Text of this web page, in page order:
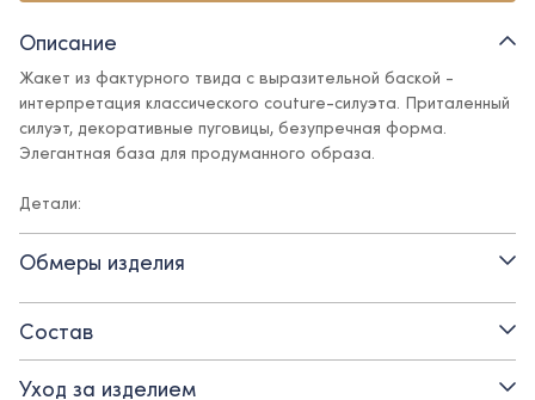
Описание
Жакет из фактурного твида с выразительной баской -
интерпретация классического couture-силуэта. Приталенный
силуэт, декоративные пуговицы, безупречная форма.
Элегантная база для продуманного образа.
Детали:
- короткий рукав
- застежка на пуговицы
Обмеры изделия
Состав
Уход за изделием